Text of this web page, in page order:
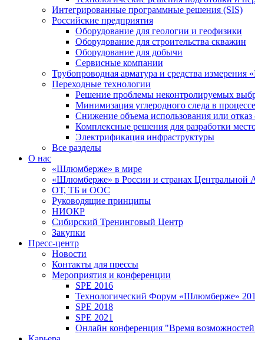
Интегрированные программные решения (SIS)
Российские предприятия
Оборудование для геологии и геофизики
Оборудование для строительства скважин
Оборудование для добычи
Сервисные компании
Трубопроводная арматура и средства измерения
Переходные технологии
Решение проблемы неконтролируемых
Минимизация углеродного следа в
Снижение объема использования или
Комплексные решения для разработки
Электрификация инфраструктуры
Все разделы
О нас
«Шлюмберже» в мире
«Шлюмберже» в России и странах Центральной
ОТ, ТБ и ООС
Руководящие принципы
НИОКР
Сибирский Тренинговый Центр
Закупки
Пресс-центр
Новости
Контакты для прессы
Мероприятия и конференции
SPE 2016
Технологический Форум «Шлюмберже»
SPE 2018
SPE 2021
Онлайн конференция "Время